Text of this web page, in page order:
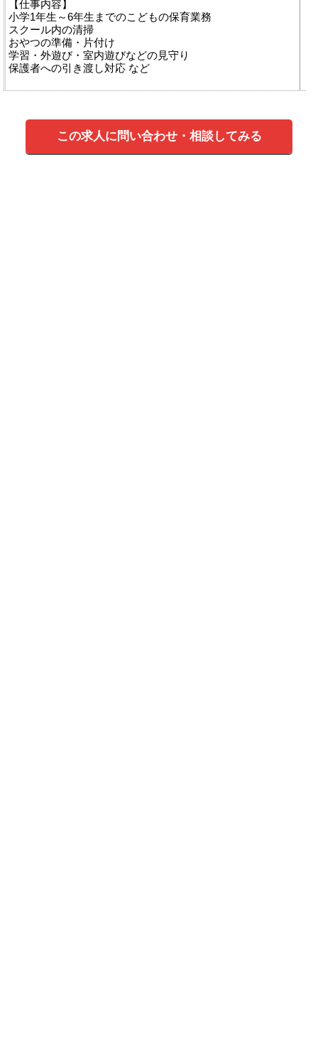
【仕事内容】
小学1年生～6年生までのこどもの保育業務
スクール内の清掃
おやつの準備・片付け
学習・外遊び・室内遊びなどの見守り
保護者への引き渡し対応 など
この求人に問い合わせ・相談してみる